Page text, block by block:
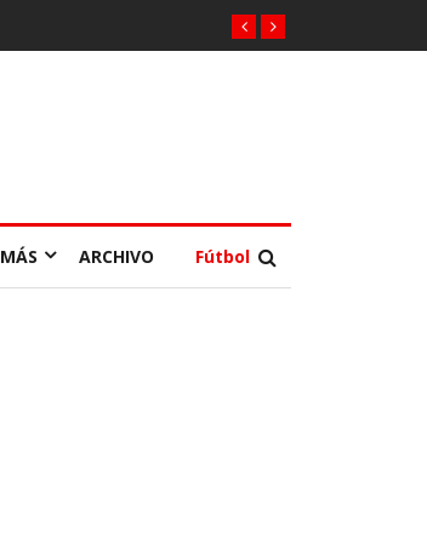
MÁS ARCHIVO Fútbol